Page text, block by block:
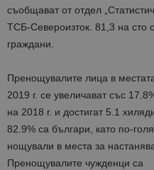
съобщават от отдел
ТСБ-Североизток. 81,3 на сто
граждани.
Пренощувалите лица в
2019 г. се увеличават със
на 2018 г. и достигат 5.1
82.9% са българи, като по-
нощували в места за
Пренощувалите чужденци са